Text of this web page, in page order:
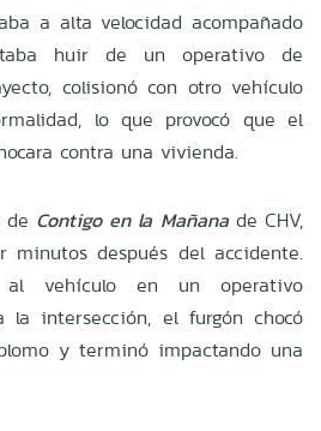
a alta velocidad acompañado
huir de un operativo de
colisionó con otro vehículo
lo que provocó que el
contra una vivienda.
de Contigo en la Mañanade CHV,
minutos después del accidente.
al vehículo en un operativo
la intersección, el furgón chocó
y terminó impactando una